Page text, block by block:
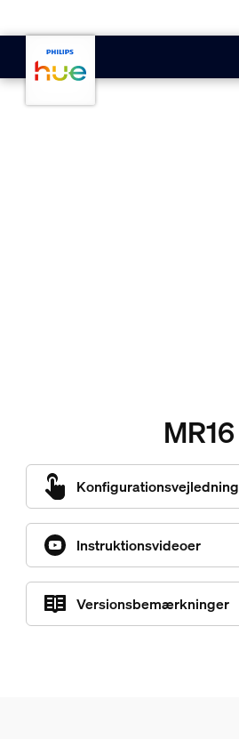
MR16
Konfigurationsvejledning
Instruktionsvideoer
Versionsbemærkninger